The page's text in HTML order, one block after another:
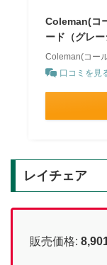
Coleman(コ
ード（グレー
Coleman(コー
口コミを見
レイチェア
販売価格: